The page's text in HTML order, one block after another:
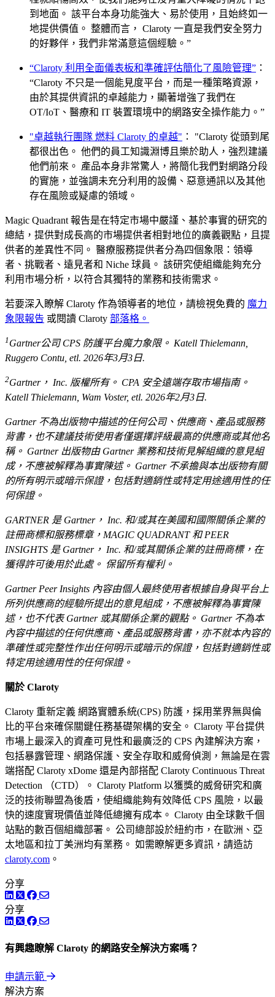
到地面。 該平台本身功能強大、易於使用，且始終如一
地提供價值。 整體而言， Claroty 一直是我們安全努力
的好夥伴，我們非常滿意這個經驗。”
“Claroty 利用全面儀表板和準確評估簡化了風險管理” ：
“Claroty 不只是一個能見度平台，而是一種策略資源，
由於其提供資訊的卓越能力，顯著增強了我們在
OT/IoT、醫療和 IT 裝置環境中的網路安全操作能力。”
"卓越執行團隊 燃料 Claroty 的卓越" ： "Claroty 從頭到尾
都很出色。 他們的員工知識淵博且樂於助人，強烈建議
他們前來。 產品本身非常驚人，將簡化我們對網路分段
的實施，並強調未充分利用的設備、惡意通訊以及其他
存在風險或疑慮的領域。
Magic Quadrant 報告是在特定市場中嚴謹、基於事實的研究的
總結，提供對成長高的市場提供者相對地位的廣義觀點，且提
供者的差異性不同。 醫療服務提供者分為四個象限：領導
者、挑戰者、遠見者和 Niche 球員。 該研究使組織能夠充分
利用市場分析，以符合其獨特的業務和技術需求。
若要深入瞭解 Claroty 作為領導者的地位，請檢視免費的 魔力
象限報告 或閱讀 Claroty 部落格 。
1 Gartner公司 CPS 防護平台魔力象限。 Katell Thielemann,
Ruggero Contu, etl. 2026年3月3日.
2Gartner， Inc. 版權所有。 CPA 安全遠端存取市場指南。
Katell Thielemann, Wam Voster, etl. 2026年2月3日.
Gartner 不為出版物中描述的任何公司、供應商、產品或服務
背書，也不建議技術使用者僅選擇評級最高的供應商或其他名
稱。 Gartner 出版物由 Gartner 業務和技術見解組織的意見組
成，不應被解釋為事實陳述。 Gartner 不承擔與本出版物有關
的所有明示或暗示保證，包括對適銷性或特定用途適用性的任
何保證。
GARTNER 是 Gartner， Inc. 和/或其在美國和國際關係企業的
註冊商標和服務標章，MAGIC QUADRANT 和 PEER
INSIGHTS 是 Gartner， Inc. 和/或其關係企業的註冊商標，在
獲得許可後用於此處。 保留所有權利。
Gartner Peer Insights 內容由個人最終使用者根據自身與平台上
所列供應商的經驗所提出的意見組成，不應被解釋為事實陳
述，也不代表 Gartner 或其關係企業的觀點。 Gartner 不為本
內容中描述的任何供應商、產品或服務背書，亦不就本內容的
準確性或完整性作出任何明示或暗示的保證，包括對適銷性或
特定用途適用性的任何保證。
關於 Claroty
Claroty 重新定義 網路實體系統(CPS) 防護，採用業界無與倫
比的平台來確保關鍵任務基礎架構的安全。 Claroty 平台提供
市場上最深入的資產可見性和最廣泛的 CPS 內建解決方案，
包括暴露管理、網路保護、安全存取和威脅偵測，無論是在雲
端搭配 Claroty xDome 還是內部搭配 Claroty Continuous Threat
Detection （CTD）。 Claroty Platform 以獲獎的威脅研究和廣
泛的技術聯盟為後盾，使組織能夠有效降低 CPS 風險，以最
快的速度實現價值並降低總擁有成本。 Claroty 由全球數千個
站點的數百個組織部署。 公司總部設於紐約市，在歐洲、亞
太地區和拉丁美洲均有業務。 如需瞭解更多資訊，請造訪
claroty.com 。
分享
LinkedIn
TwitterFacebook
分享
LinkedIn
TwitterFacebook
有興趣瞭解 Claroty 的網路安全解決方案嗎？
申請示範
解決方案